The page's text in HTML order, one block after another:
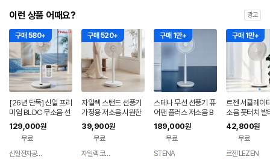
이런 상품 어때요? 광고
구매 580+
[26년 단독] 신일 프리
미엄 BLDC 무소음 선
풍기 35cm 서큘레이
터 아이보리
129,000원
무료
신일전자공식인증 베스트바이
구매 520+
자일렉 스탠드 선풍기
가정용 저소음 시원한
사무실 리모컨 써큘레
이터 ZL-224RC
39,900원
무료
자일렉 코리아
구매 1만+
스테나 무선 선풍기 퓨
어팬 플러스 저소음 B
LDC 가정용 아기 신생
아
189,000원
무료
STENA
구매 1만+
르젠 서큘레이
소음 풋터치 발
모컨 스탠드형
LZEF-R132C
42,800원
무료
르젠 LEZEN